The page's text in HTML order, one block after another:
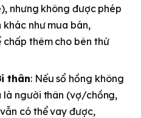
nhưng không được phép
như mua bán,
chấp thêm cho bên thứ
thân: Nếu sổ hồng không
người thân (vợ/chồng,
có thể vay được,